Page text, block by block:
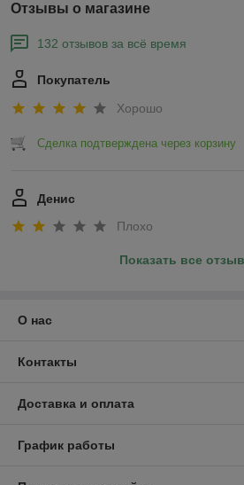
Отзывы о магазине
132 отзывов за всё время
Покупатель
Хорошо
Сделка подтверждена через корзину
Денис
Плохо
Показать все
О нас
Контакты
Доставка и оплата
График работы